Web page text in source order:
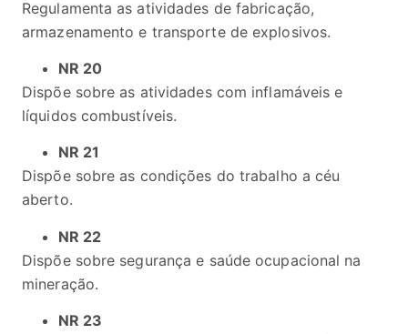
Regulamenta as atividades de fabricação,
armazenamento e transporte de explosivos.
NR 20
Dispõe sobre as atividades com inflamáveis e
líquidos combustíveis.
NR 21
Dispõe sobre as condições do trabalho a céu
aberto.
NR 22
Dispõe sobre segurança e saúde ocupacional na
mineração.
NR 23